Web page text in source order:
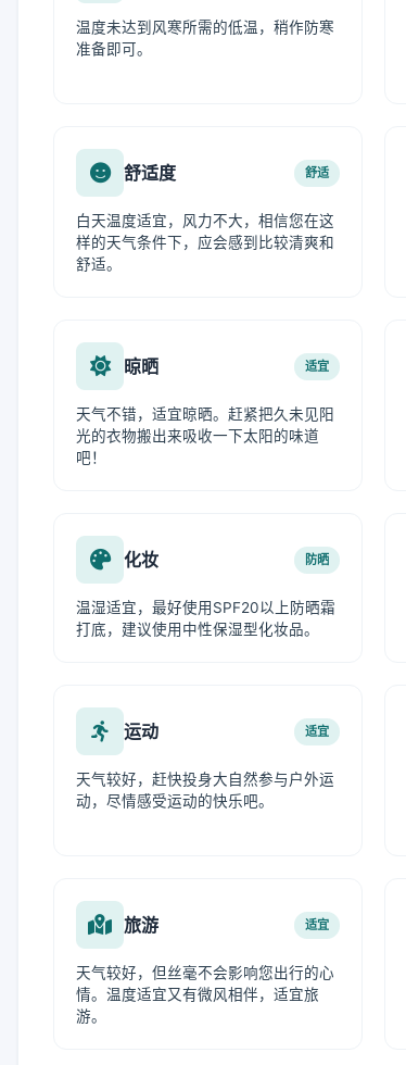
温度未达到风寒所需的低温，稍作防寒
准备即可。
舒适度 舒适
白天温度适宜，风力不大，相信您在这
样的天气条件下，应会感到比较清爽和
舒适。
晾晒 适宜
天气不错，适宜晾晒。赶紧把久未见阳
光的衣物搬出来吸收一下太阳的味道
吧！
化妆 防晒
温湿适宜，最好使用SPF20以上防晒霜
打底，建议使用中性保湿型化妆品。
运动 适宜
天气较好，赶快投身大自然参与户外运
动，尽情感受运动的快乐吧。
旅游 适宜
天气较好，但丝毫不会影响您出行的心
情。温度适宜又有微风相伴，适宜旅
游。